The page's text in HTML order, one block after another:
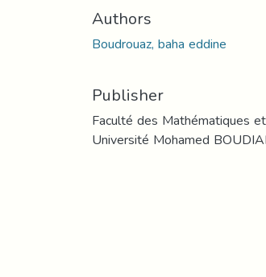
Authors
Boudrouaz, baha eddine
Publisher
Faculté des Mathématiques
Université Mohamed